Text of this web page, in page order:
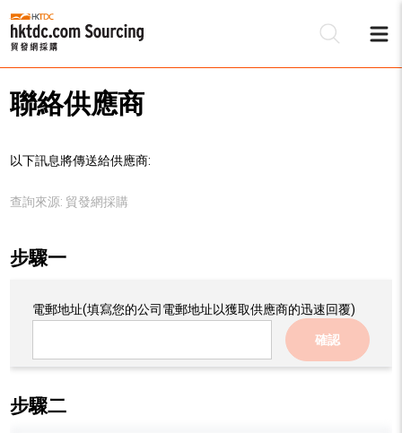
聯絡供應商
以下訊息將傳送給供應商:
查詢來源: 貿發網採購
步驟一
電郵地址(填寫您的公司電郵地址以獲取供應商的迅速回覆)
確認
步驟二